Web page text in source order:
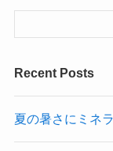
Recent Posts
夏の暑さにミネ